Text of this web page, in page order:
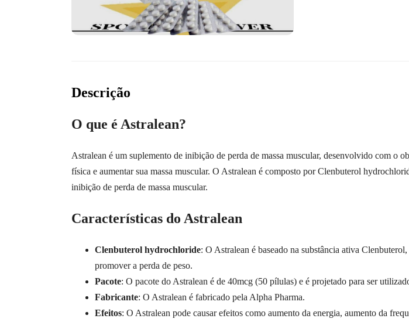
Descrição
O que é Astralean?
Astralean é um suplemento de inibição de perda de massa muscular, desenvolvido com o
física e aumentar sua massa muscular. O Astralean é composto por Clenbuterol
inibição de perda de massa muscular.
Características do Astralean
Clenbuterol hydrochloride: O Astralean é baseado na substância ativa
promover a perda de peso.
Pacote: O pacote do Astralean é de 40mcg (50 pílulas) e é projetado para ser
Fabricante: O Astralean é fabricado pela Alpha Pharma.
Efeitos: O Astralean pode causar efeitos como aumento da energia, aumento da